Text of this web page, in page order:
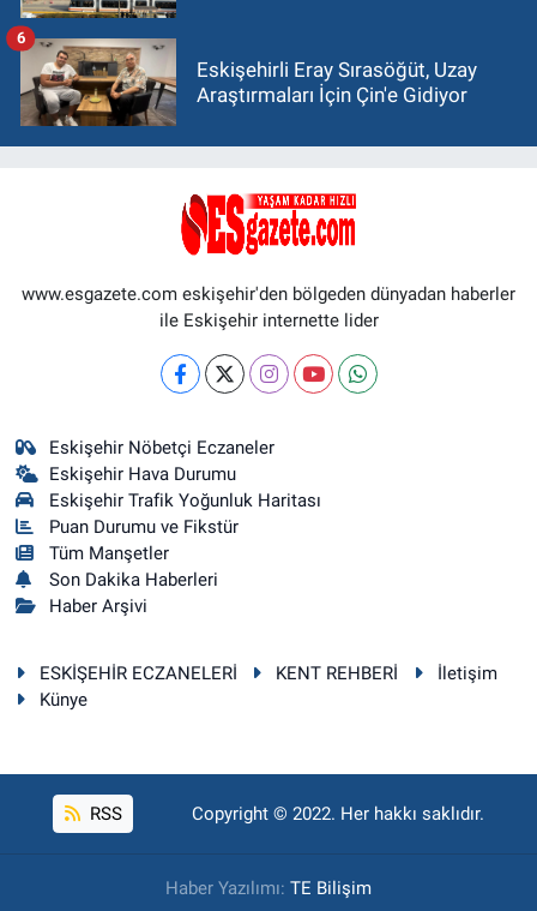
Eskişehirli Eray Sırasöğüt, Uzay
Araştırmaları İçin Çin'e Gidiyor
6
www.esgazete.com eskişehir'den bölgeden dünyadan haberler
ile Eskişehir internette lider
Eskişehir Nöbetçi Eczaneler
Eskişehir Hava Durumu
Eskişehir Trafik Yoğunluk Haritası
Puan Durumu ve Fikstür
Tüm Manşetler
Son Dakika Haberleri
Haber Arşivi
ESKİŞEHİR ECZANELERİ KENT REHBERİ
İletişim
Künye
RSS Copyright © 2022. Her hakkı saklıdır.
Haber Yazılımı: TE Bilişim